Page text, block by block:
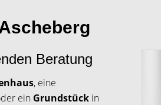
Beratung
, eine
ein Grundstück in